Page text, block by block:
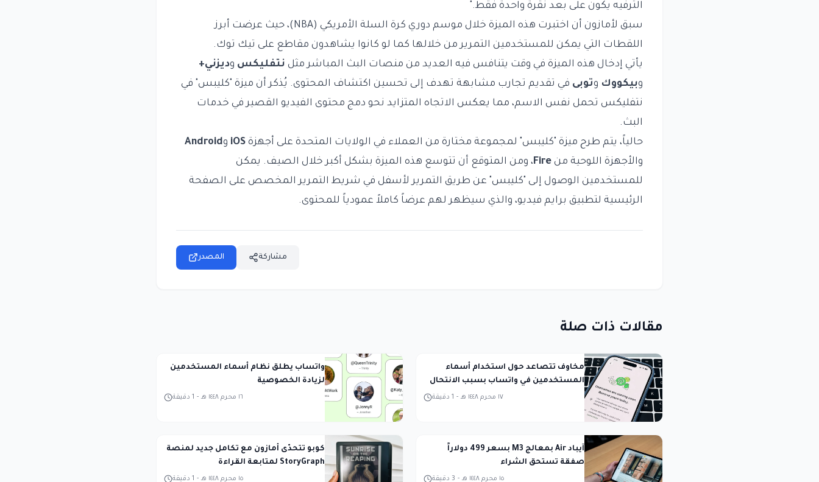
الترفيه يكون على بعد نقرة واحدة فقط."
سبق لأمازون أن اختبرت هذه الميزة خلال موسم دوري كرة السلة الأمريكي (NBA)، حيث عرضت أبرز
اللقطات التي يمكن للمستخدمين التمرير من خلالها كما لو كانوا يشاهدون مقاطع على تيك توك.
يأتي إدخال هذه الميزة في وقت يتنافس فيه العديد من منصات البث المباشر مثل نتفليكس وديزني+
وبيكووك وتوبى في تقديم تجارب مشابهة تهدف إلى تحسين اكتشاف المحتوى. يُذكر أن ميزة "كليبس" في
نتفليكس تحمل نفس الاسم، مما يعكس الاتجاه المتزايد نحو دمج محتوى الفيديو القصير في خدمات
البث.
حالياً، يتم طرح ميزة "كليبس" لمجموعة مختارة من العملاء في الولايات المتحدة على أجهزة iOS وAndroid
والأجهزة اللوحية من Fire، ومن المتوقع أن تتوسع هذه الميزة بشكل أكبر خلال الصيف. يمكن
للمستخدمين الوصول إلى "كليبس" عن طريق التمرير لأسفل في شريط التمرير المخصص على الصفحة
الرئيسية لتطبيق برايم فيديو، والذي سيظهر لهم عرضاً كاملاً عمودياً للمحتوى.
المصدر مشاركة
مقالات ذات صلة
مخاوف تتصاعد حول استخدام أسماء
المستخدمين في واتساب بسبب الانتحال
1 دقيقة - ١٧ محرم ١٤٤٨ هـ
واتساب يطلق نظام أسماء المستخدمين
لزيادة الخصوصية
1 دقيقة - ١٦ محرم ١٤٤٨ هـ
آيباد Air بمعالج M3 بسعر 499 دولاراً
صفقة تستحق الشراء
3 دقيقة - ١٥ محرم ١٤٤٨ هـ
كوبو تتحدّى أمازون مع تكامل جديد لمنصة
StoryGraph لمتابعة القراءة
1 دقيقة - ١٥ محرم ١٤٤٨ هـ